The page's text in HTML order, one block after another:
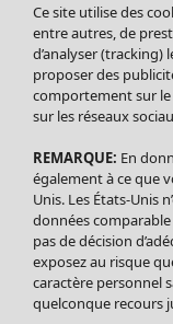
Soldes Vêtements
Tous les vêtements
Robes
Tuniques
Blouses
Tops
Gilets
Pantalon
Jupes
Ce site utilise des
entre autres, de
d’analyser
proposer des
comportement sur
sur les réseaux
REMARQUE: En
également à ce que
Unis. Les États-Unis
données comparable
pas de décision
exposez au risque
caractère personnel
quelconque recours